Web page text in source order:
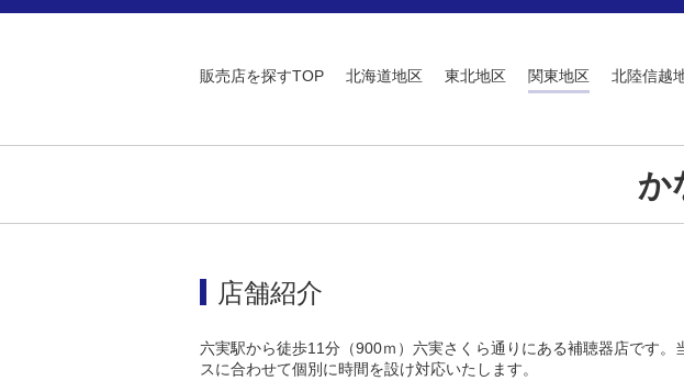
販売店を探すTOP 北海道地区 東北地区 関東地区 北陸信越
か
店舗紹介
六実駅から徒歩11分（900ｍ）六実さくら通りにある補聴器店です
スに合わせて個別に時間を設け対応いたします。